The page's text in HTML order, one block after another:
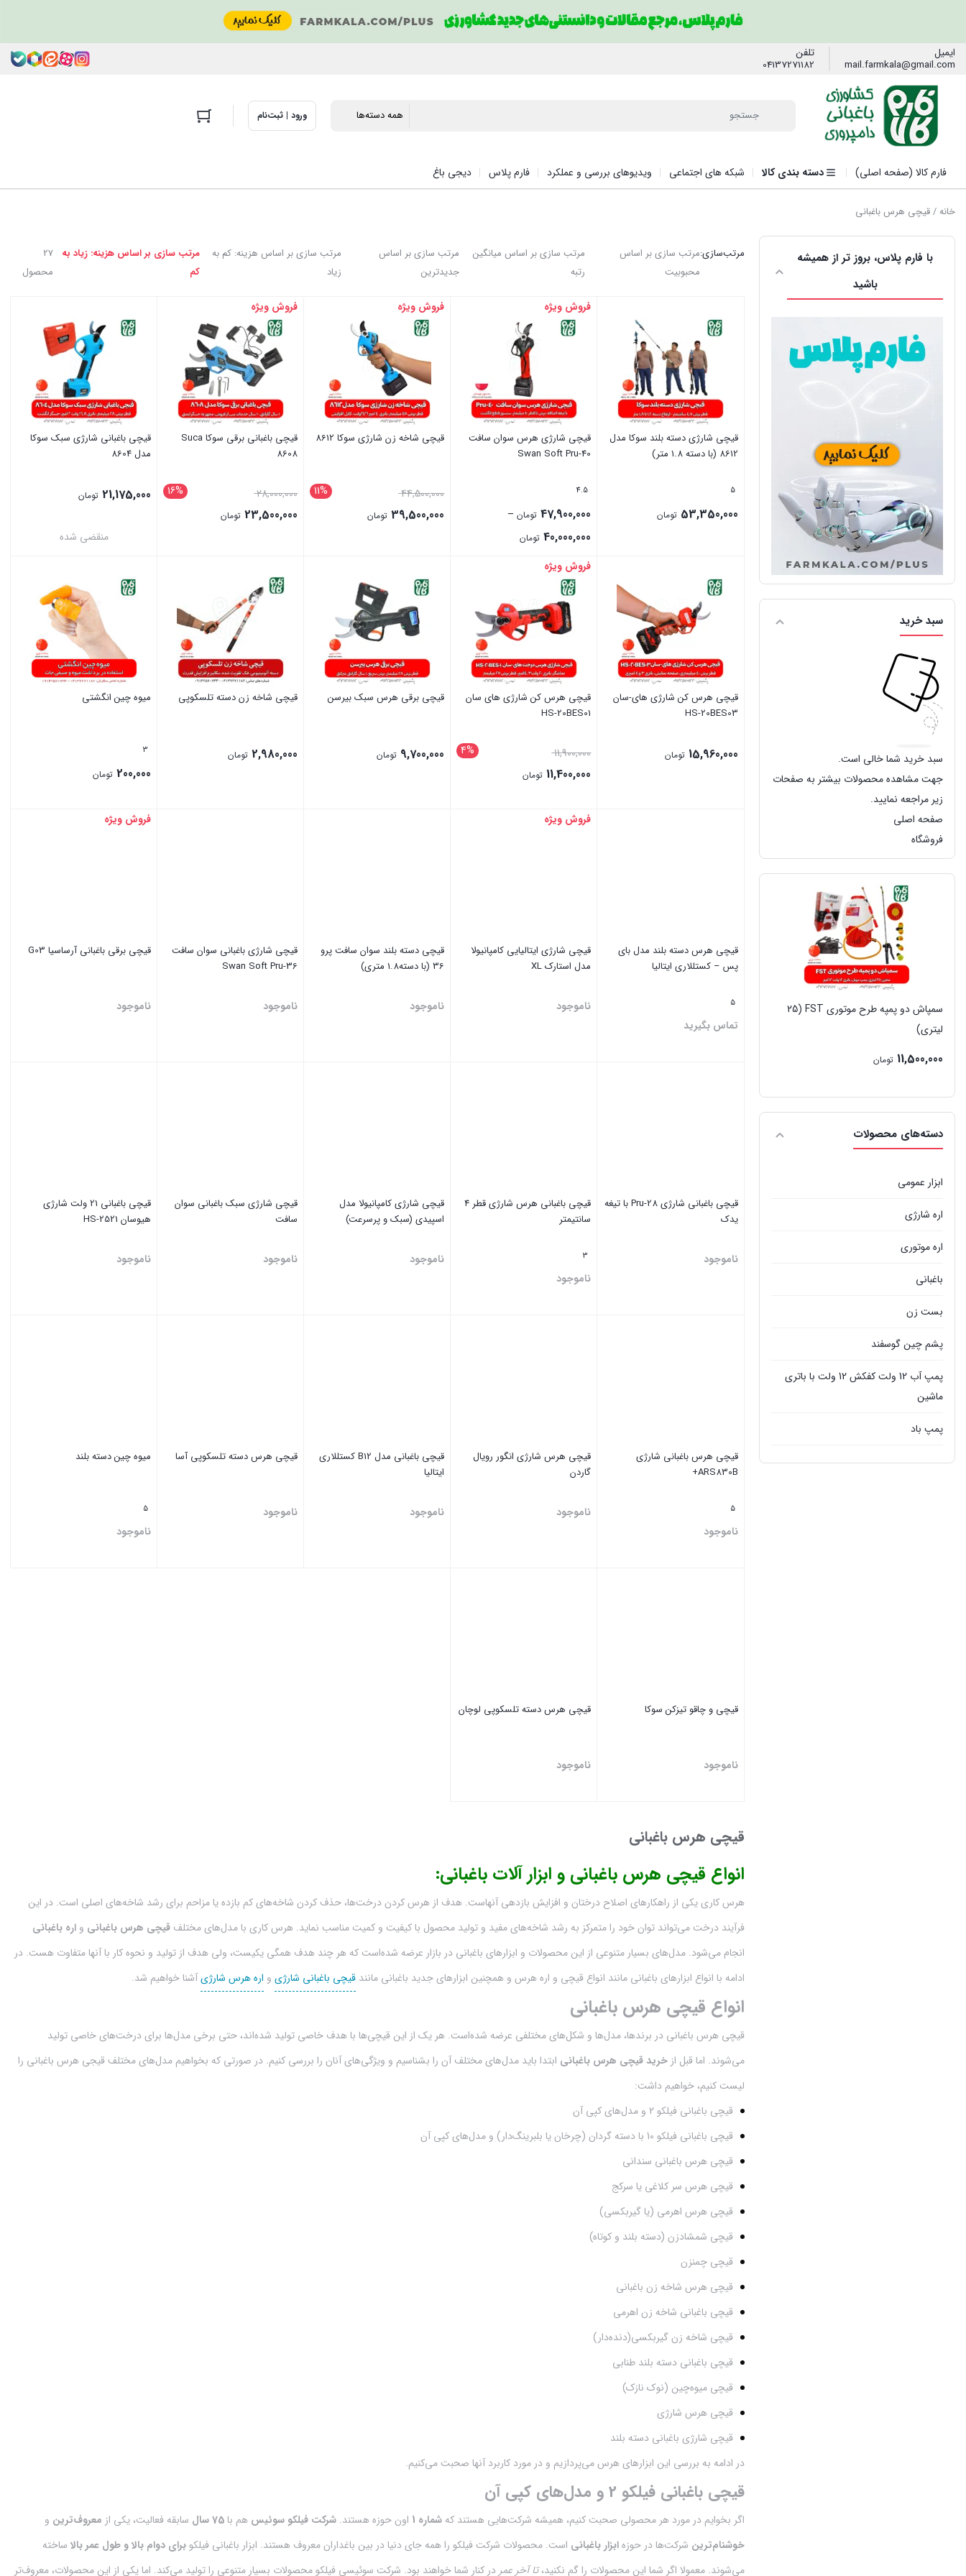
ایمیل
mail.farmkala@gmail.com
تلفن
04137271182
ورود | ثبت‌نام
فارم کالا (صفحه اصلی) دسته بندی کالا شبکه های اجتماعی ویدیوهای بررسی و عملکرد فارم پلاس دیجی باغ
خانه/ قیچی هرس باغبانی
با فارم پلاس، بروز تر از همیشه
باشید
سبد خرید
سبد خرید شما خالی است.
جهت مشاهده محصولات بیشتر به صفحات
زیر مراجعه نمایید.
صفحه اصلی
فروشگاه
سمپاش دو پمپه طرح موتوری FST (25
لیتری)
11,500,000 تومان
دسته‌های محصولات
ابزار عمومی
اره شارژی
اره موتوری
باغبانی
بست زن
پشم چین گوسفند
پمپ آب 12 ولت کفکش 12 ولت با باتری
ماشین
پمپ باد
پمپ سمپاش
27
محصول
مرتب‌سازی:مرتب سازی بر اساس
محبوبیت
مرتب سازی بر اساس میانگین
رتبه
مرتب سازی بر اساس
جدیدترین
مرتب سازی بر اساس هزینه: کم به
زیاد
مرتب سازی بر اساس هزینه: زیاد به
کم
قیچی شارژی دسته بلند سوکا مدل
8612 (با دسته 1.8 متر)
5
53,350,000 تومان
فروش ویژه
قیچی شارژی هرس سوان سافت
Swan Soft Pru-40
4.5
47,900,000 تومان –
40,000,000 تومانPrice
through
47,900,000 تومان
بستن
فروش ویژه
قیچی شاخه زن شارژی سوکا 8612
11% 44,500,000قیمت
اصلی:39,500,000 تومان
39,500,000 تومان.
فروش ویژه
قیچی باغبانی برقی سوکا Suca
8608
16% 28,000,000قیمت
اصلی:23,500,000 تومان
23,500,000 تومان.
قیچی باغبانی شارژی سبک سوکا
مدل 8604
21,175,000 تومان
منقضی شده
قیچی هرس کن شارژی های-سان
HS-20BES03
15,960,000 تومان
فروش ویژه
قیچی هرس کن شارژی های سان
HS-20BES01
4% 11,900,000قیمت
اصلی:
بود.
11,400,000 تومان
فعلی:
بستن
قیچی برقی هرس سبک بیرسن
9,700,000 تومان
قیچی شاخه زن دسته تلسکوپی
2,980,000 تومان
میوه چین انگشتی
3
200,000 تومان
بستن
قیچی هرس دسته بلند مدل بای
پس – کستللاری ایتالیا
5
تماس بگیرید
فروش ویژه
قیچی شارژی ایتالیایی کامپانیولا
مدل استارک XL
ناموجود
قیچی دسته بلند سوان سافت پرو
36 (با دسته1.8 متری)
ناموجود
قیچی شارژی باغبانی سوان سافت
Swan Soft Pru-36
ناموجود
فروش ویژه
قیچی برقی باغبانی آرساسیا G03
ناموجود
قیچی باغبانی شارژی Pru-28 با تیغه
یدک
ناموجود
قیچی باغبانی هرس شارژی قطر 4
سانتیمتر
3
ناموجود
قیچی شارژی کامپانیولا مدل
اسپیدی (سبک و پرسرعت)
ناموجود
قیچی شارژی سبک باغبانی سوان
سافت
ناموجود
قیچی باغبانی 21 ولت شارژی
هیوسان HS-2521
ناموجود
قیچی هرس باغبانی شارژی
ARS830B+
5
ناموجود
قیچی هرس شارژی انگور رویال
گاردن
ناموجود
قیچی باغبانی مدل B12 کستللاری
ایتالیا
ناموجود
قیچی هرس دسته تلسکوپی آسا
ناموجود
میوه چین دسته بلند
5
ناموجود
قیچی و چاقو تیزکن سوکا
ناموجود
قیچی هرس دسته تلسکوپی لوچان
ناموجود
قیچی هرس باغبانی
انواع قیچی هرس باغبانی و ابزار آلات باغبانی:
هرس کاری یکی از راهکارهای اصلاح درختان و افزایش بازدهی آنهاست. هدف از هرس کردن درخت‌ها، حذف کردن شاخه‌های کم بازده یا مزاحم برای رشد شاخه‌های اصلی است. در این
فرآیند درخت می‌تواند توان خود را متمرکز به رشد شاخه‌های مفید و تولید محصول با کیفیت و کمیت مناسب نماید. هرس کاری با مدل‌های مختلفقیچی هرس باغبانی واره باغبانی
انجام می‌شود. مدل‌های بسیار متنوعی از این محصولات و ابزارهای باغبانی در بازار عرضه شده‌است که هر چند هدف همگی یکیست، ولی هدف از تولید و نحوه کار با آنها متفاوت هست. در
ادامه با انواع ابزارهای باغبانی مانند انواع قیچی و اره هرس و همچنین ابزارهای جدید باغبانی مانندقیچی باغبانی شارژی و اره هرس شارژیآشنا خواهیم شد.
انواع قیچی هرس باغبانی
قیچی هرس باغبانی در برندها، مدل‌ها و شکل‌های مختلفی عرضه شده‌است. هر یک از این قیچی‌ها با هدف خاصی تولید شده‌اند، حتی برخی مدل‌ها برای درخت‌های خاصی تولید
می‌شوند. اما قبل ازخرید قیچی هرس باغبانی ابتدا باید مدل‌های مختلف آن را بشناسیم و ویژگی‌های آنان را بررسی کنیم. در صورتی که بخواهیم مدل‌های مختلف قیجی هرس باغبانی را
لیست کنیم، خواهیم داشت:
قیچی باغبانی فیلکو 2 و مدل‌های کپی آن
قیچی باغبانی فیلکو 10 با دسته گردان (چرخان یا بلبرینگ‌دار) و مدل‌های کپی آن
قیچی هرس باغبانی سندانی
قیچی هرس سر کلاغی یا سرکج
قیچی هرس اهرمی (یا گیربکسی)
قیچی شمشادزن (دسته بلند و کوتاه)
قیچی چمنزن
قیچی هرس شاخه زن باغبانی
قیچی باغبانی شاخه زن اهرمی
قیچی شاخه زن گیربکسی(دنده‌دار)
قیچی باغبانی دسته بلند طنابی
قیچی میوه‌چین (نوک نازک)
قیچی هرس شارژی
قیچی شارژی باغبانی دسته بلند
در ادامه به بررسی این ابزارهای هرس می‌پردازیم و در مورد کاربرد آنها صحبت می‌کنیم.
قیچی باغبانی فیلکو 2 و مدل‌های کپی آن
اگر بخوایم در مورد هر محصولی صحبت کنیم، همیشه شرکت‌هایی هستند کهشماره 1 اون حوزه هستند.شرکت فیلکو سوئیس هم با75 سال سابقه فعالیت، یکی از معروف‌ترین و
خوشنام‌ترین شرکت‌ها در حوزهابزار باغبانی است. محصولات شرکت فیلکو را همه جای دنیا در بین باغداران معروف هستند. ابزار باغبانی فیلکوبرای دوام بالا و طول عمر بالا ساخته
می‌شوند. معمولا اگر شما این محصولات را گم نکنید،تا آخر عمر در کنار شما خواهند بود. شرکت سوئیسی فیلکو محصولات بسیار متنوعی را تولید می‌کند. اما یکی از این محصولات، معروف‌تر